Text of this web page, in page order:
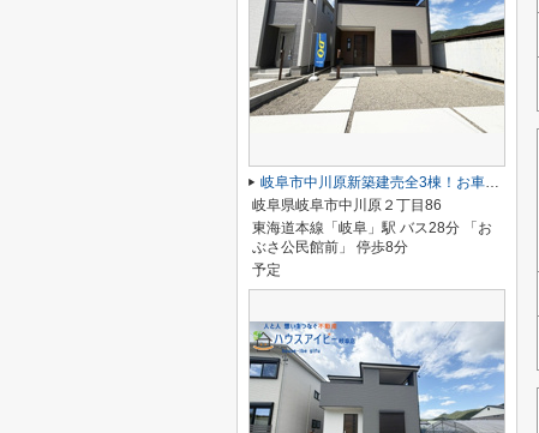
岐阜市中川原新築建売全3棟！お車並列3台可能！南道路につき日当り良好♪ウォークインクローゼットあり！
岐阜県岐阜市中川原２丁目86
東海道本線「岐阜」駅 バス28分 「お
ぶさ公民館前」 停歩8分
予定